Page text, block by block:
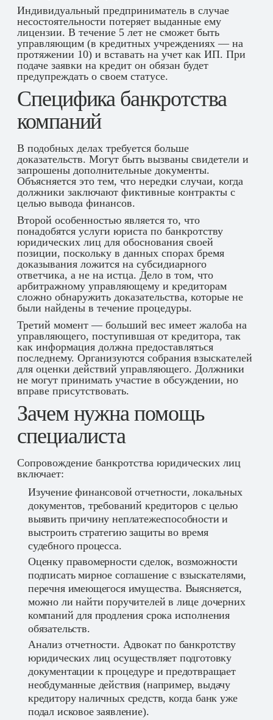
Индивидуальный предприниматель в случае
несостоятельности потеряет выданные ему
лицензии. В течение 5 лет не сможет быть
управляющим (в кредитных учреждениях — на
протяжении 10) и вставать на учет как ИП. При
подаче заявки на кредит он обязан будет
предупреждать о своем статусе.
Специфика банкротства
компаний
В подобных делах требуется больше
доказательств. Могут быть вызваны свидетели и
запрошены дополнительные документы.
Объясняется это тем, что нередки случаи, когда
должники заключают фиктивные контракты с
целью вывода финансов.
Второй особенностью является то, что
понадобятся услуги юриста по банкротству
юридических лиц для обоснования своей
позиции, поскольку в данных спорах бремя
доказывания ложится на субсидиарного
ответчика, а не на истца. Дело в том, что
арбитражному управляющему и кредиторам
сложно обнаружить доказательства, которые не
были найдены в течение процедуры.
Третий момент — больший вес имеет жалоба на
управляющего, поступившая от кредитора, так
как информация должна предоставляться
последнему. Организуются собрания взыскателей
для оценки действий управляющего. Должники
не могут принимать участие в обсуждении, но
вправе присутствовать.
Зачем нужна помощь
специалиста
Сопровождение банкротства юридических лиц
включает:
Изучение финансовой отчетности, локальных
документов, требований кредиторов с целью
выявить причину неплатежеспособности и
выстроить стратегию защиты во время
судебного процесса.
Оценку правомерности сделок, возможности
подписать мирное соглашение с взыскателями,
перечня имеющегося имущества. Выясняется,
можно ли найти поручителей в лице дочерних
компаний для продления срока исполнения
обязательств.
Анализ отчетности. Адвокат по банкротству
юридических лиц осуществляет подготовку
документации к процедуре и предотвращает
необдуманные действия (например, выдачу
кредитору наличных средств, когда банк уже
подал исковое заявление).